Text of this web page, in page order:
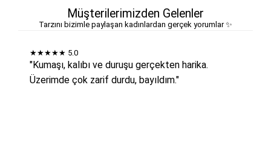
Müşterilerimizden Gelenler
Tarzını bizimle paylaşan kadınlardan gerçek yorumlar ✨
★★★★★ 5.0
"Kumaşı, kalıbı ve duruşu gerçekten harika.
Üzerimde çok zarif durdu, bayıldım."